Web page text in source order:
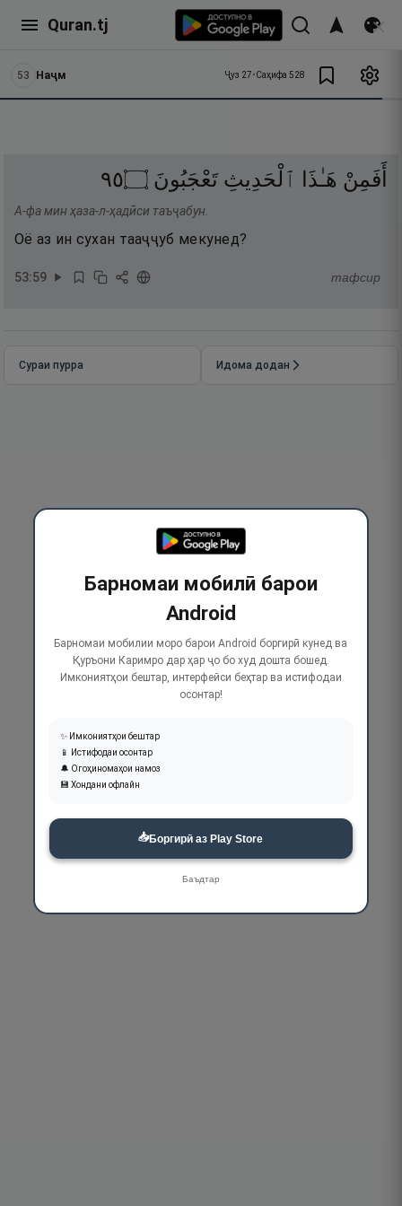
Quran.tj
53 Наҷм Ҷуз 27•Саҳифа 528
أَفَمِنْ هَـٰذَا ٱلْحَدِيثِ تَعْجَبُونَ ۝٥٩
А-фа мин ҳаза-л-ҳадӣси таъҷабун.
Оё аз ин сухан тааҷҷуб мекунед?
53:59 тафсир
Сураи пурра Идома додан
Барномаи мобилӣ барои
Android
Барномаи мобилии моро барои Android боргирӣ кунед ва
Қуръони Каримро дар ҳар ҷо бо худ дошта бошед.
Имкониятҳои бештар, интерфейси беҳтар ва истифодаи
осонтар!
✨ Имкониятҳои бештар
📱 Истифодаи осонтар
🔔 Огоҳиномаҳои намоз
💾 Хондани офлайн
📥Боргирӣ аз Play Store
Баъдтар